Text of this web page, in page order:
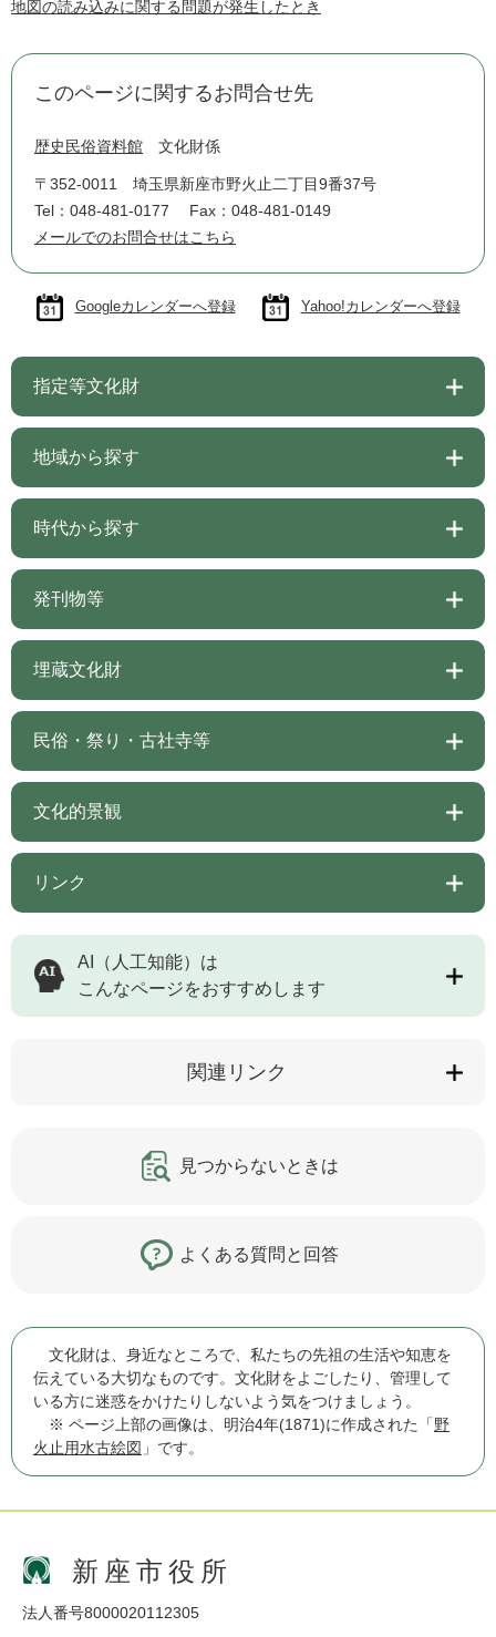
地図の読み込みに関する問題が発生したとき
このページに関するお問合せ先
歴史民俗資料館 文化財係
〒352-0011
埼玉県新座市野火止二丁目9番37号
Tel：048-481-0177
Fax：048-481-0149
メールでのお問合せはこちら
Googleカレンダーへ登録 Yahoo!カレンダーへ登録
指定等文化財
地域から探す
時代から探す
発刊物等
埋蔵文化財
民俗・祭り・古社寺等
文化的景観
リンク
AI（人工知能）は
こんなページをおすすめします
関連リンク
見つからないときは
よくある質問と回答
文化財は、身近なところで、私たちの先祖の生活や知恵を
伝えている大切なものです。文化財をよごしたり、管理して
いる方に迷惑をかけたりしないよう気をつけましょう。
※ ページ上部の画像は、明治4年(1871)に作成された「野
火止用水古絵図 」です。
新座市役所
法人番号8000020112305